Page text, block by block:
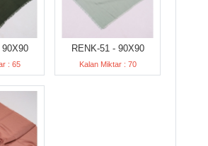
90X90
: 65
RENK-51 - 90X90
Kalan Miktar : 70